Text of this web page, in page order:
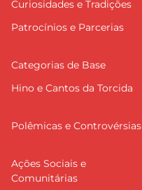
Curiosidades e Tradições
Patrocínios e Parcerias
Categorias de Base
Hino e Cantos da Torcida
Polêmicas e Controvérsias
Ações Sociais e
Comunitárias